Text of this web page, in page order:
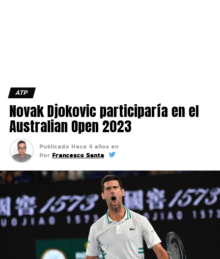
ATP
Novak Djokovic participaría en el
Australian Open 2023
Publicado Hace 4 años en
Por Francesco Santa